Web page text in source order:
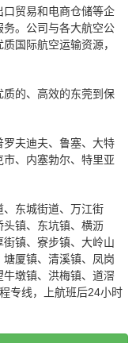
贸易和电商仓储等企
。公司与各大航空公
国际航空运输资源，
的、高效的东莞到保
夫迪夫、鲁塞、大特
、内塞勃尔、特里亚
、东城街道、万江街
镇、东坑镇、横沥
镇、寮步镇、大岭山
厦镇、清溪镇、凤岗
墩镇、洪梅镇、道滘
专线，上航班后24小时